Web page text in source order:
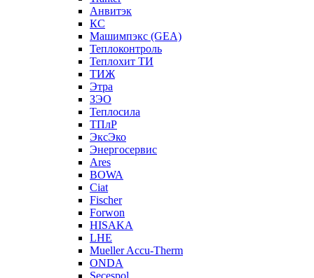
Анвитэк
КС
Машимпэкс (GEA)
Теплоконтроль
Теплохит ТИ
ТИЖ
Этра
ЗЭО
Теплосила
ТПлР
ЭксЭко
Энергосервис
Ares
BOWA
Ciat
Fischer
Forwon
HISAKA
LHE
Mueller Accu-Therm
ONDA
Secespol